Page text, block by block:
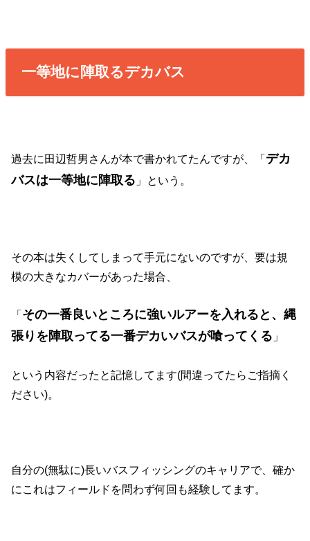
一等地に陣取るデカバス
過去に田辺哲男さんが本で書かれてたんですが、「デカ
バスは一等地に陣取る 」という。
その本は失くしてしまって手元にないのですが、要は規
模の大きなカバーがあった場合、
「その一番良いところに強いルアーを入れると、縄
張りを陣取ってる一番デカいバスが喰ってくる 」
という内容だったと記憶してます(間違ってたらご指摘く
ださい)。
自分の(無駄に)長いバスフィッシングのキャリアで、確か
にこれはフィールドを問わず何回も経験してます。